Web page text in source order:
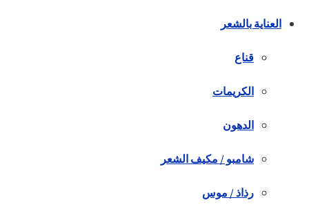
العناية بالشعر
قناع
الكريمات
الدهون
شامبو / مكيف الشعر
رذاذ / موس